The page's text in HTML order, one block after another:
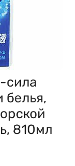
сила
белья,
810мл